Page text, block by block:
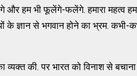
हम भी फूलेंगे-फलेंगे. हमारा महत्व
ज्ञान से भगवान होने का भ्रम. कभी-
की. पर भारत को विनाश से